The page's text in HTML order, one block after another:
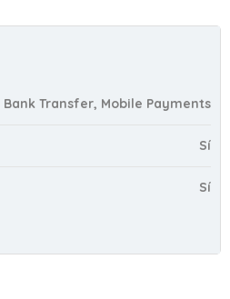
Bank Transfer, Mobile Payments
Sí
Sí